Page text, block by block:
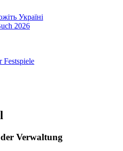
Україні
2026
Festspiele
Verwaltung